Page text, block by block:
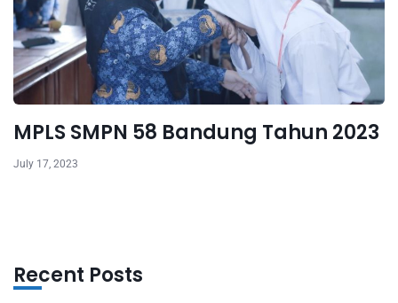
MPLS SMPN 58 Bandung Tahun 2023
July 17, 2023
Recent Posts